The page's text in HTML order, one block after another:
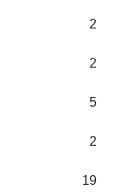
2
2
5
2
19